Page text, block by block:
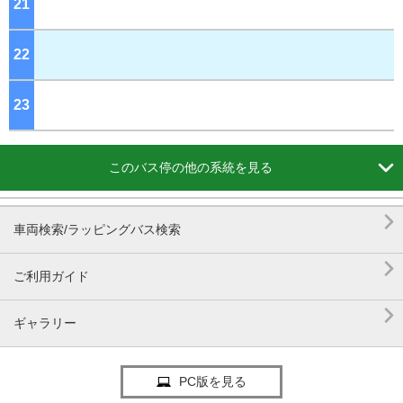
21
22
23
このバス停の他の系統を見る 
車両検索/ラッピングバス検索 
ご利用ガイド 
ギャラリー 
PC版を見る